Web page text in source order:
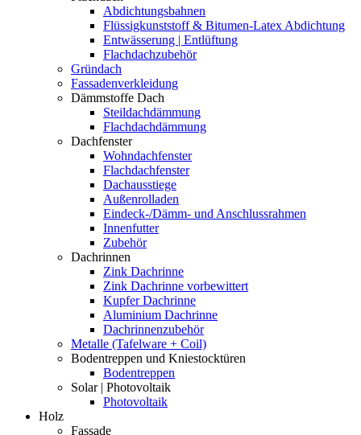
Abdichtungsbahnen
Flüssigkunststoff & Bitumen-Latex Abdichtung
Entwässerung | Entlüftung
Flachdachzubehör
Gründach
Fassadenverkleidung
Dämmstoffe Dach
Steildachdämmung
Flachdachdämmung
Dachfenster
Wohndachfenster
Flachdachfenster
Dachausstiege
Außenrolladen
Eindeck-/Dämm- und Anschlussrahmen
Innenfutter
Zubehör
Dachrinnen
Zink Dachrinne
Zink Dachrinne vorbewittert
Kupfer Dachrinne
Aluminium Dachrinne
Dachrinnenzubehör
Metalle (Tafelware + Coil)
Bodentreppen und Kniestocktüren
Bodentreppen
Solar | Photovoltaik
Photovoltaik
Holz
Fassade